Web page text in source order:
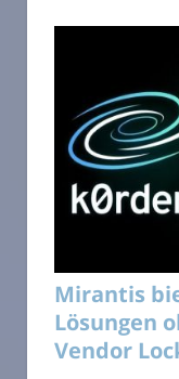
Mirantis
Lösungen
Vendor